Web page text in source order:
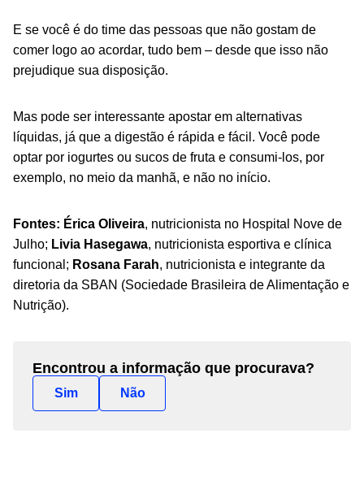
E se você é do time das pessoas que não gostam de
comer logo ao acordar, tudo bem – desde que isso não
prejudique sua disposição.
Mas pode ser interessante apostar em alternativas
líquidas, já que a digestão é rápida e fácil. Você pode
optar por iogurtes ou sucos de fruta e consumi-los, por
exemplo, no meio da manhã, e não no início.
Fontes: Érica Oliveira, nutricionista no Hospital Nove de
Julho; Livia Hasegawa, nutricionista esportiva e clínica
funcional; Rosana Farah, nutricionista e integrante da
diretoria da SBAN (Sociedade Brasileira de Alimentação e
Nutrição).
Encontrou a informação que procurava?
Sim Não